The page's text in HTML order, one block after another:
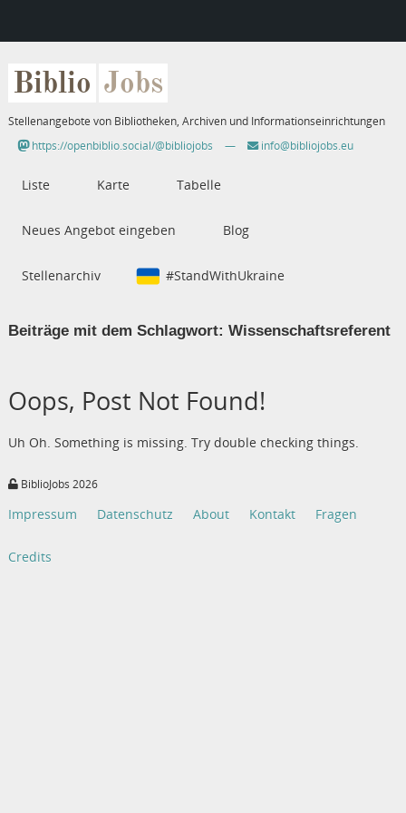
Biblio Jobs
Stellenangebote von Bibliotheken, Archiven und Informationseinrichtungen
https://openbiblio.social/@bibliojobs
— info@bibliojobs.eu
Liste Karte Tabelle
Neues Angebot eingeben Blog
Stellenarchiv #StandWithUkraine
Beiträge mit dem Schlagwort: Wissenschaftsreferent
Oops, Post Not Found!
Uh Oh. Something is missing. Try double checking things.
BiblioJobs 2026
Impressum Datenschutz About Kontakt Fragen
Credits